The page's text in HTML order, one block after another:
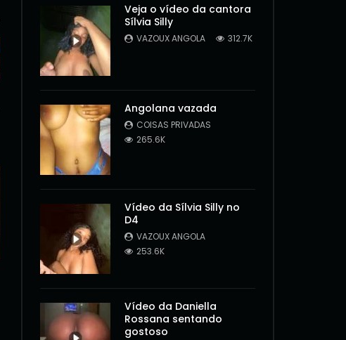
Veja o vídeo da cantora
Sílvia Silly
VAZOUX ANGOLA 312.7K
Angolana vazada
COISAS PRIVADAS
265.6K
Vídeo da Sílvia Silly no
D4
VAZOUX ANGOLA
253.6K
Vídeo da Daniella
Rossana sentando
gostoso